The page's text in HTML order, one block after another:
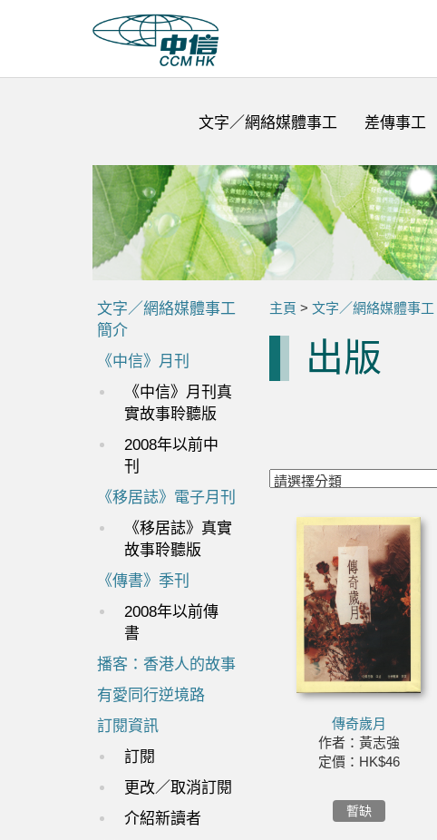
文字／網絡媒體事工 差傳事工
文字／網絡媒體事工
簡介
《中信》月刊
《中信》月刊真
實故事聆聽版
2008年以前中
刊
《移居誌》電子月刊
《移居誌》真實
故事聆聽版
《傳書》季刊
2008年以前傳
書
播客：香港人的故事
有愛同行逆境路
訂閱資訊
訂閱
更改／取消訂閱
介紹新讀者
主頁 > 文字／網絡媒體事工
出版
傳奇歲月
作者：黃志強
定價：HK$46
暫缺